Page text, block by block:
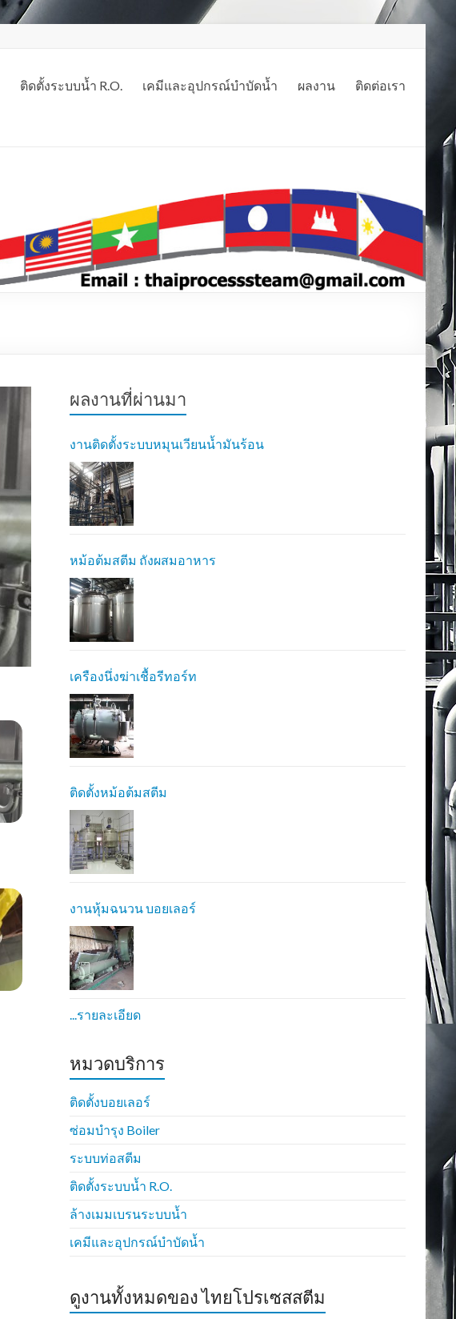
ติดตั้งระบบน้ำ R.O. เคมีและอุปกรณ์บำบัดน้ำ ผลงาน ติดต่อเรา
ผลงานที่ผ่านมา
งานติดตั้งระบบหมุนเวียนน้ำมันร้อน
หม้อต้มสตีม ถังผสมอาหาร
เครืองนึ่งฆ่าเชื้อรีทอร์ท
ติดตั้งหม้อต้มสตีม
งานหุ้มฉนวน บอยเลอร์
...รายละเอียด
หมวดบริการ
ติดตั้งบอยเลอร์
ซ่อมบำรุง Boiler
ระบบท่อสตีม
ติดตั้งระบบน้ำ R.O.
ล้างเมมเบรนระบบน้ำ
เคมีและอุปกรณ์บำบัดน้ำ
ดูงานทั้งหมดของ ไทยโปรเซสสตีม